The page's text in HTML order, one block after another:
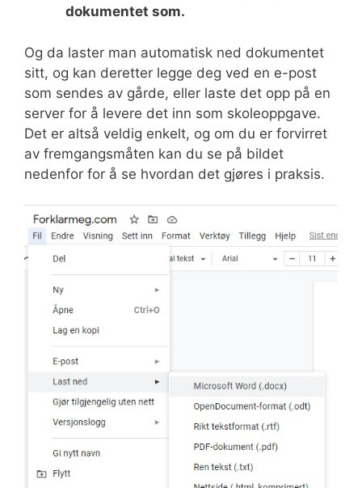
dokumentet som.
Og da laster man automatisk ned dokumentet
sitt, og kan deretter legge deg ved en e-post
som sendes av gårde, eller laste det opp på en
server for å levere det inn som skoleoppgave.
Det er altså veldig enkelt, og om du er forvirret
av fremgangsmåten kan du se på bildet
nedenfor for å se hvordan det gjøres i praksis.